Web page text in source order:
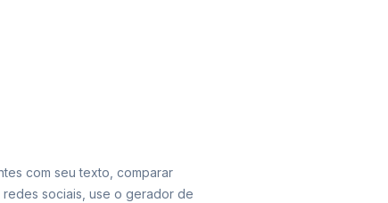
com seu texto, comparar
sociais, use o gerador de